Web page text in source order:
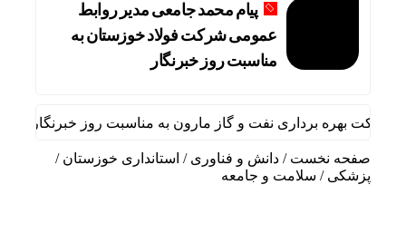
پیام محمد جامعی مدیر روابط
عمومی شرکت فولاد خوزستان به
مناسبت روز خبرنگار
بهره برداری نفت و گاز مارون به مناسبت روز خبرنگار
صفحه نخست / دانش و فناوری / استانداری خوزستان /
پزشکی / سلامت و جامعه